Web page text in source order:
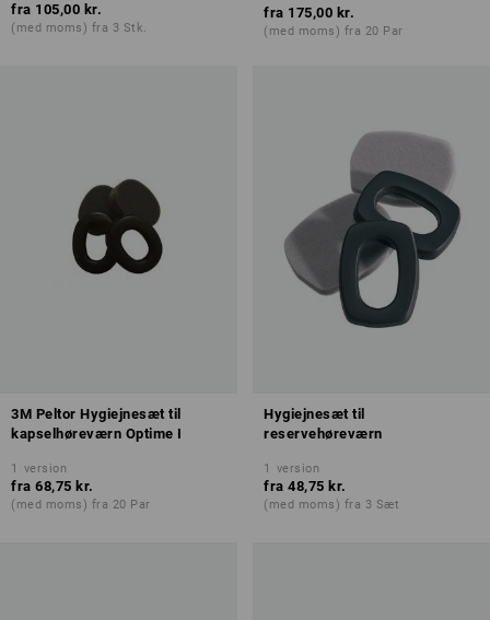
fra 105,00 kr.
(med moms) fra 3 Stk.
fra 175,00 kr.
(med moms) fra 20 Par
3M Peltor Hygiejnesæt til
kapselhøreværn Optime I
1 version
fra 68,75 kr.
(med moms) fra 20 Par
Hygiejnesæt til
reservehøreværn
1 version
fra 48,75 kr.
(med moms) fra 3 Sæt